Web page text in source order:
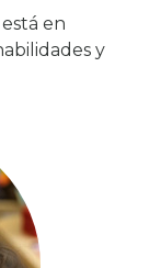
en
y